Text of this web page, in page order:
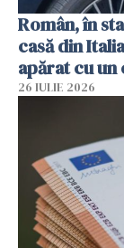
Român, în
casă din
apărat cu
26 IULIE 2026